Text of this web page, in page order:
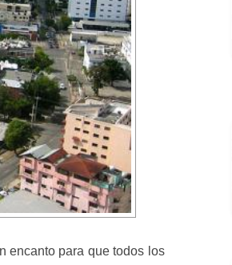
encanto para que todos los